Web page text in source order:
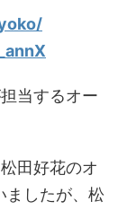
当するオー
田好花のオ
ましたが、松